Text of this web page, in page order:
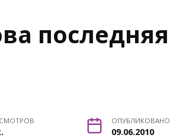
последняя
ОПУБЛИКОВАНО
09.06.2010